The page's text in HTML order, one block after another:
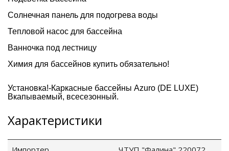
питания PDU
Питания
корпуса)
оборудование
Солнечная панель для подогрева воды
Тепловой насос для бассейна
Ванночка под лестницу
Химия для бассейнов купить обязательно!
Установка!-Каркасные бассейны Azuro (DE LUXE)
Вкапываемый, всесезонный.
Характеристики